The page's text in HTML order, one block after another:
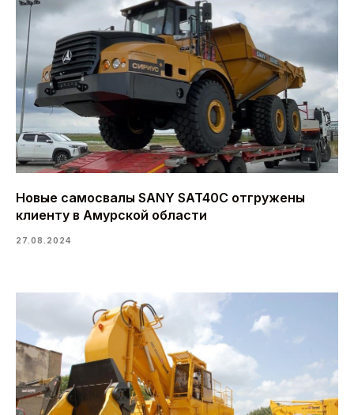
Новые самосвалы SANY SAT40C отгружены
клиенту в Амурской области
27.08.2024